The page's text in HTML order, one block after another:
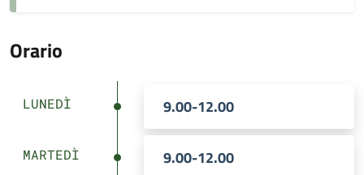
Orario
LUNEDÌ 9.00-12.00
MARTEDÌ 9.00-12.00